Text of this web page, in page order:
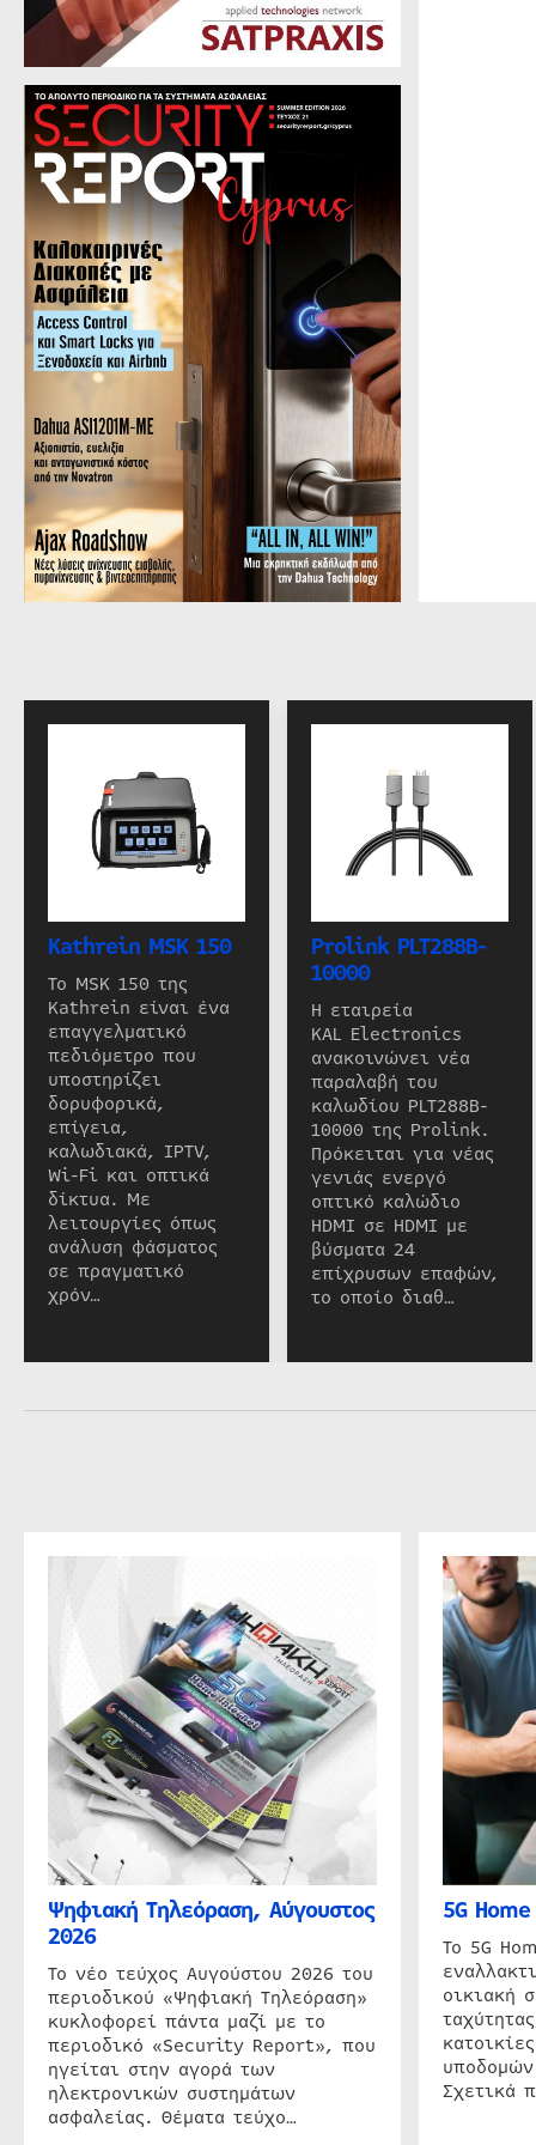
Kathrein MSK 150
Το MSK 150 της
Kathrein είναι ένα
επαγγελματικό
πεδιόμετρο που
υποστηρίζει
δορυφορικά,
επίγεια,
καλωδιακά, IPTV,
Wi-Fi και οπτικά
δίκτυα. Με
λειτουργίες όπως
ανάλυση φάσματος
σε πραγματικό
χρόν…
Prolink PLT288B-
10000
Η εταιρεία
KAL Electronics
ανακοινώνει νέα
παραλαβή του
καλωδίου PLT288B-
10000 της Prolink.
Πρόκειται για νέας
γενιάς ενεργό
οπτικό καλώδιο
HDMI σε HDMI με
βύσματα 24
επίχρυσων επαφών,
το οποίο διαθ…
Ψηφιακή Τηλεόραση, Αύγουστος
2026
Το νέο τεύχος Αυγούστου 2026 του
περιοδικού «Ψηφιακή Τηλεόραση»
κυκλοφορεί πάντα μαζί με το
περιοδικό «Security Report», που
ηγείται στην αγορά των
ηλεκτρονικών συστημάτων
ασφαλείας. Θέματα τεύχο…
5G
Το 5G
οικιακή
Σχετικά